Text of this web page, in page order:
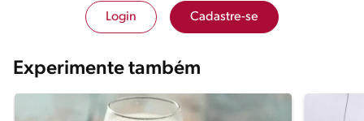
Login Cadastre-se
Experimente também